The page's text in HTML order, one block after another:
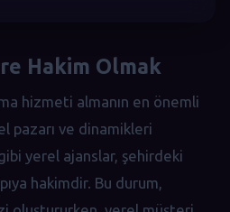
Hakim Olmak
hizmeti almanın en önemli
pazarı ve dinamikleri
yerel ajanslar, şehirdeki
hakimdir. Bu durum,